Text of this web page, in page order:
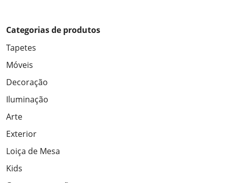
Categorias de produtos
Tapetes
Móveis
Decoração
Iluminação
Arte
Exterior
Loiça de Mesa
Kids